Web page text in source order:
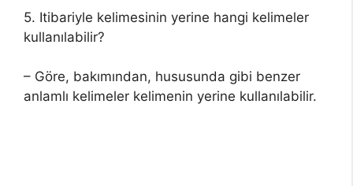
5. Itibariyle kelimesinin yerine hangi kelimeler
kullanılabilir?
– Göre, bakımından, hususunda gibi benzer
anlamlı kelimeler kelimenin yerine kullanılabilir.